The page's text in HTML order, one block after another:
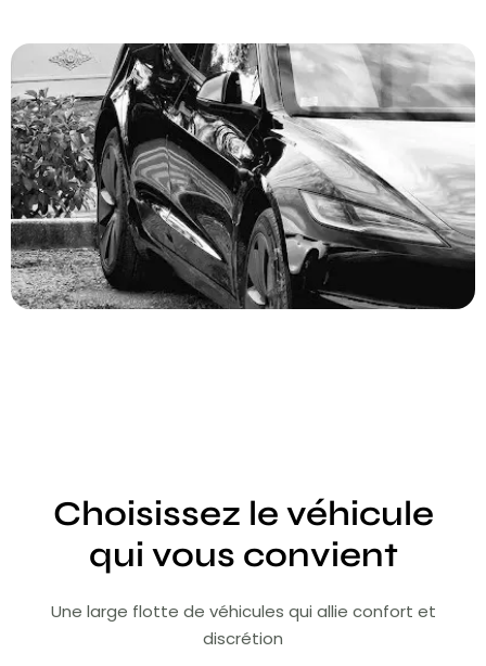
Choisissez le véhicule
qui vous convient
Une large flotte de véhicules qui allie confort et
discrétion